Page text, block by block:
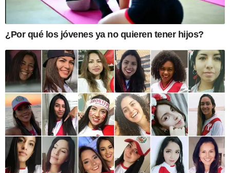
¿Por qué los jóvenes ya no quieren tener hijos?